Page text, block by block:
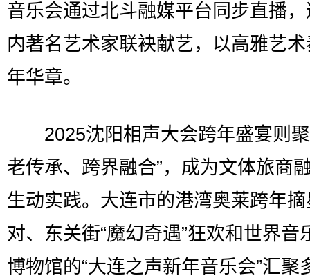
音乐会通过北斗融媒平台同步直播
内著名艺术家联袂献艺，以高雅艺
年华章。
2025沈阳相声大会跨年盛宴则聚
老传承、跨界融合”，成为文体旅商
生动实践。大连市的港湾奥莱跨年
对、东关街“魔幻奇遇”狂欢和世界音
博物馆的“大连之声新年音乐会”汇聚